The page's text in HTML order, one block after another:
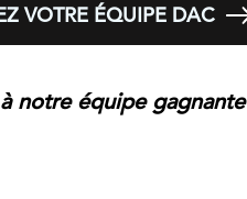
VOTRE ÉQUIPE DAC
notre équipe gagnante